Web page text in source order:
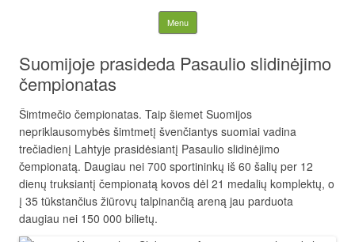
Lietuvos nacionalinė
slidinėjimo asociacija
Menu Skip to content
Suomijoje prasideda Pasaulio slidinėjimo
čempionatas
Šimtmečio čempionatas. Taip šiemet Suomijos
nepriklausomybės šimtmetį švenčiantys suomiai vadina
trečiadienį Lahtyje prasidėsiantį Pasaulio slidinėjimo
čempionatą. Daugiau nei 700 sportininkų iš 60 šalių per 12
dienų truksiantį čempionatą kovos dėl 21 medalių komplektų, o
į 35 tūkstančius žiūrovų talpinančią areną jau parduota
daugiau nei 150 000 bilietų.